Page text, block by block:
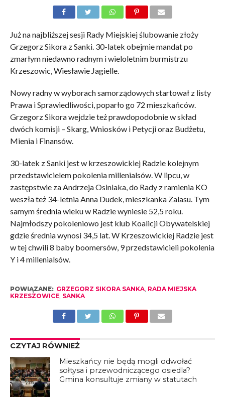
Już na najbliższej sesji Rady Miejskiej ślubowanie złoży
Grzegorz Sikora z Sanki. 30-latek obejmie mandat po
zmarłym niedawno radnym i wieloletnim burmistrzu
Krzeszowic, Wiesławie Jagielle.
Nowy radny w wyborach samorządowych startował z listy
Prawa i Sprawiedliwości, poparło go 72 mieszkańców.
Grzegorz Sikora wejdzie też prawdopodobnie w skład
dwóch komisji – Skarg, Wniosków i Petycji oraz Budżetu,
Mienia i Finansów.
30-latek z Sanki jest w krzeszowickiej Radzie kolejnym
przedstawicielem pokolenia millenialsów. W lipcu, w
zastępstwie za Andrzeja Osiniaka, do Rady z ramienia KO
weszła też 34-letnia Anna Dudek, mieszkanka Zalasu. Tym
samym średnia wieku w Radzie wyniesie 52,5 roku.
Najmłodszy pokoleniowo jest klub Koalicji Obywatelskiej
gdzie średnia wynosi 34,5 lat. W Krzeszowickiej Radzie jest
w tej chwili 8 baby boomersów, 9 przedstawicieli pokolenia
Y i 4 millenialsów.
POWIĄZANE: GRZEGORZ SIKORA SANKA, RADA MIEJSKA
KRZESZOWICE, SANKA
CZYTAJ RÓWNIEŻ
Mieszkańcy nie będą mogli odwołać
sołtysa i przewodniczącego osiedla?
Gmina konsultuje zmiany w statutach